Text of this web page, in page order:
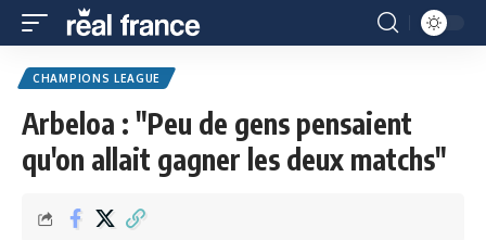
CHAMPIONS LEAGUE
Arbeloa : "Peu de gens pensaient
qu'on allait gagner les deux matchs"